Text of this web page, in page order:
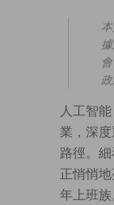
人工智
業，深
路徑。
正悄悄
年上班族